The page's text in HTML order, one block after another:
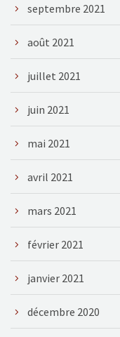
septembre 2021
août 2021
juillet 2021
juin 2021
mai 2021
avril 2021
mars 2021
février 2021
janvier 2021
décembre 2020